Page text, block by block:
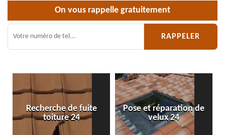
On vous rappelle gratuitement
Recherche de fuite
toiture 24
Pose et réparation de
velux 24